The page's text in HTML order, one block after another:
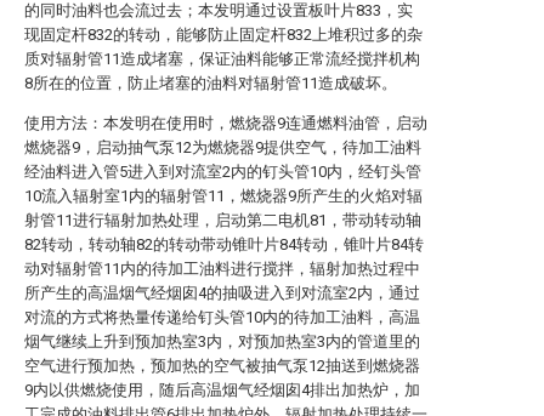
的同时油料也会流过去；本发明通过设置板叶片833，实
现固定杆832的转动，能够防止固定杆832上堆积过多的杂
质对辐射管11造成堵塞，保证油料能够正常流经搅拌机构
8所在的位置，防止堵塞的油料对辐射管11造成破坏。
使用方法：本发明在使用时，燃烧器9连通燃料油管，启动
燃烧器9，启动抽气泵12为燃烧器9提供空气，待加工油料
经油料进入管5进入到对流室2内的钉头管10内，经钉头管
10流入辐射室1内的辐射管11，燃烧器9所产生的火焰对辐
射管11进行辐射加热处理，启动第二电机81，带动转动轴
82转动，转动轴82的转动带动锥叶片84转动，锥叶片84转
动对辐射管11内的待加工油料进行搅拌，辐射加热过程中
所产生的高温烟气经烟囱4的抽吸进入到对流室2内，通过
对流的方式将热量传递给钉头管10内的待加工油料，高温
烟气继续上升到预加热室3内，对预加热室3内的管道里的
空气进行预加热，预加热的空气被抽气泵12抽送到燃烧器
9内以供燃烧使用，随后高温烟气经烟囱4排出加热炉，加